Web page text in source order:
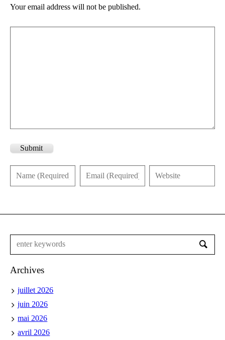
Your email address will not be published.
Submit
Archives
juillet 2026
juin 2026
mai 2026
avril 2026